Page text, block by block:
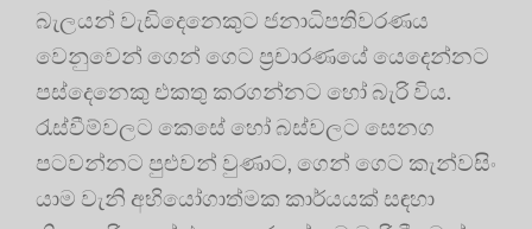
බැලයන් වැඩිදෙනෙකුට ජනාධිපතිවරණය
වෙනුවෙන් ගෙන් ගෙට ප්‍රචාරණයේ යෙදෙන්නට
පස්දෙනෙකු එකතු කරගන්නට හෝ බැරි විය.
රැස්වීම්වලට කෙසේ හෝ බස්වලට සෙනග
පටවන්නට පුළුවන් වුණාට, ගෙන් ගෙට කැන්වසිං
යාම වැනි අභියෝගාත්මක කාර්යයක් සඳහා